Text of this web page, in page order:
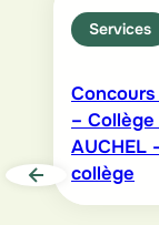
Services
Concours
–
AUCHEL
collège